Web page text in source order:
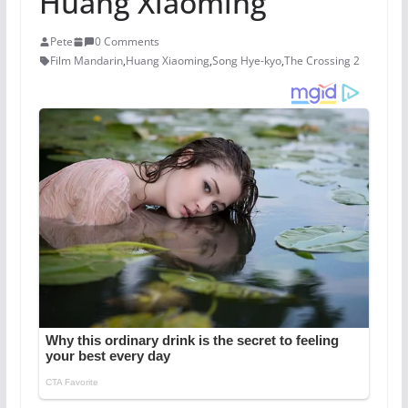
Pete
0 Comments
Film Mandarin,Huang Xiaoming,Song Hye-kyo,The Crossing 2